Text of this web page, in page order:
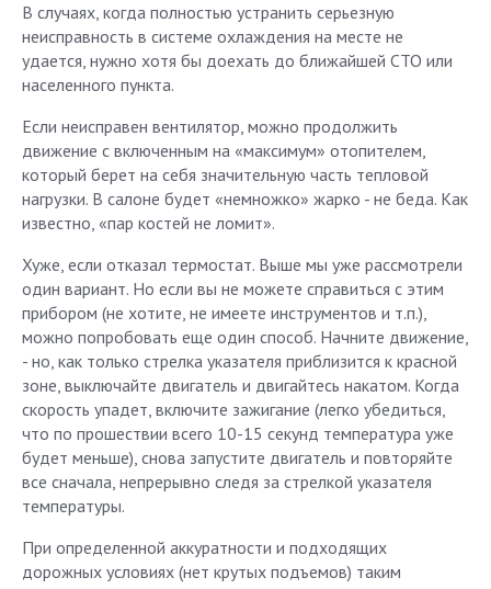
В случаях, когда полностью устранить серьезную
неисправность в системе охлаждения на месте не
удается, нужно хотя бы доехать до ближайшей СТО или
населенного пункта.
Если неисправен вентилятор, можно продолжить
движение с включенным на «максимум» отопителем,
который берет на себя значительную часть тепловой
нагрузки. В салоне будет «немножко» жарко - не беда. Как
известно, «пар костей не ломит».
Хуже, если отказал термостат. Выше мы уже рассмотрели
один вариант. Но если вы не можете справиться с этим
прибором (не хотите, не имеете инструментов и т.п.),
можно попробовать еще один способ. Начните движение,
- но, как только стрелка указателя приблизится к красной
зоне, выключайте двигатель и двигайтесь накатом. Когда
скорость упадет, включите зажигание (легко убедиться,
что по прошествии всего 10-15 секунд температура уже
будет меньше), снова запустите двигатель и повторяйте
все сначала, непрерывно следя за стрелкой указателя
температуры.
При определенной аккуратности и подходящих
дорожных условиях (нет крутых подъемов) таким